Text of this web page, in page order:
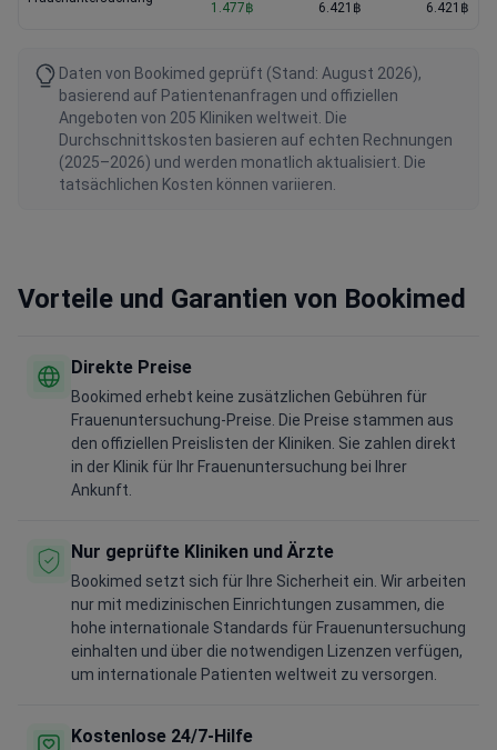
1.477฿
6.421฿
6.421฿
Daten von Bookimed geprüft (Stand: August 2026),
basierend auf Patientenanfragen und offiziellen
Angeboten von 205 Kliniken weltweit. Die
Durchschnittskosten basieren auf echten Rechnungen
(2025–2026) und werden monatlich aktualisiert. Die
tatsächlichen Kosten können variieren.
Vorteile und Garantien von Bookimed
Direkte Preise
Bookimed erhebt keine zusätzlichen Gebühren für
Frauenuntersuchung-Preise. Die Preise stammen aus
den offiziellen Preislisten der Kliniken. Sie zahlen direkt
in der Klinik für Ihr Frauenuntersuchung bei Ihrer
Ankunft.
Nur geprüfte Kliniken und Ärzte
Bookimed setzt sich für Ihre Sicherheit ein. Wir arbeiten
nur mit medizinischen Einrichtungen zusammen, die
hohe internationale Standards für Frauenuntersuchung
einhalten und über die notwendigen Lizenzen verfügen,
um internationale Patienten weltweit zu versorgen.
Kostenlose 24/7-Hilfe